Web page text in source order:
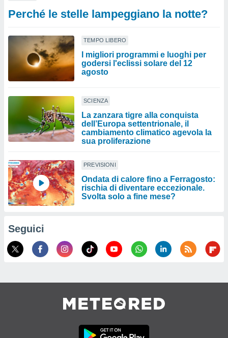
Perché le stelle lampeggiano la notte?
TEMPO LIBERO
I migliori programmi e luoghi per
godersi l'eclissi solare del 12
agosto
SCIENZA
La zanzara tigre alla conquista
dell’Europa settentrionale, il
cambiamento climatico agevola la
sua proliferazione
PREVISIONI
Ondata di calore fino a Ferragosto:
rischia di diventare eccezionale.
Svolta solo a fine mese?
Seguici